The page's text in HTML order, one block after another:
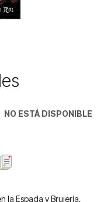
NO ESTÁ DISPONIBLE
la Espada y Brujería,